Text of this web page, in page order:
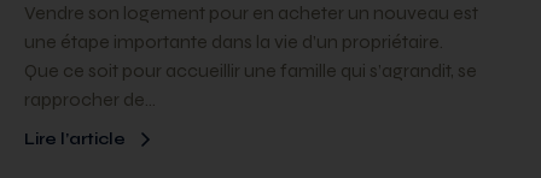
Vendre son logement pour en acheter un nouveau est
une étape importante dans la vie d’un propriétaire.
Que ce soit pour accueillir une famille qui s’agrandit, se
rapprocher de…
Lire l’article